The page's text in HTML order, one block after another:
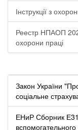
Інструкції з
Реестр НПАОП
охорони праці
Закон України
соціальне
ЕНиР Сборник